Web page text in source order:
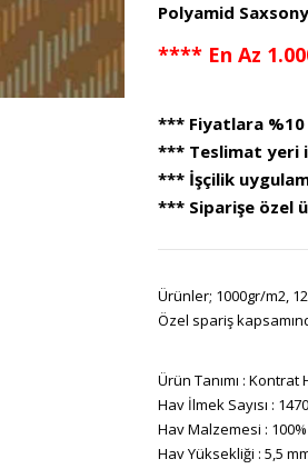
Polyamid
**** En Az
*** Fiyatlara %10
*** Teslimat yeri
*** İşçilik
*** Siparişe özel
Ürünler; 1000gr/m2,
Özel spariş
Ürün Tanımı : Kontrat
Hav İlmek Sayısı :
Hav Malzemesi :
Hav Yüksekliği : 5,5